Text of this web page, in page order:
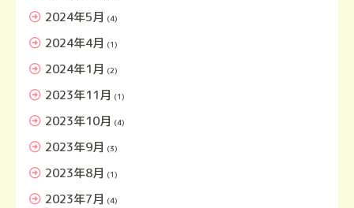
2024年5月 (4)
2024年4月 (1)
2024年1月 (2)
2023年11月 (1)
2023年10月 (4)
2023年9月 (3)
2023年8月 (1)
2023年7月 (4)